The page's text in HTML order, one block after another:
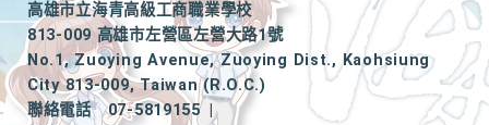
高雄市立海青高級工商職業學校
813-009 高雄市左營區左營大路1號
No.1, Zuoying Avenue, Zuoying Dist., Kaohsiung
City 813-009, Taiwan (R.O.C.)
聯絡電話
07-5819155
|